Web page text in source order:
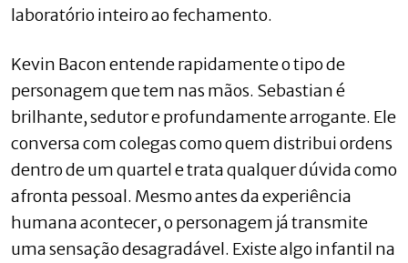
laboratório inteiro ao fechamento.
Kevin Bacon entende rapidamente o tipo de
personagem que tem nas mãos. Sebastian é
brilhante, sedutor e profundamente arrogante. Ele
conversa com colegas como quem distribui ordens
dentro de um quartel e trata qualquer dúvida como
afronta pessoal. Mesmo antes da experiência
humana acontecer, o personagem já transmite
uma sensação desagradável. Existe algo infantil na